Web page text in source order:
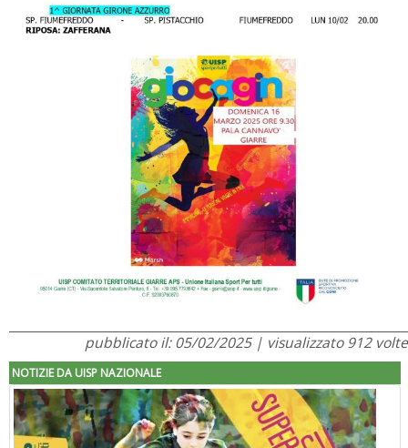
pubblicato il: 05/02/2025 | visualizzato 912 volte
NOTIZIE DA UISP NAZIONALE